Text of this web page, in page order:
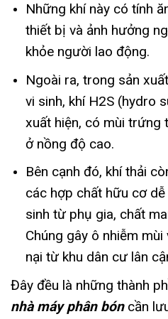
Những khí này có tính
thiết bị và ảnh hưởng
khỏe người lao động.
Ngoài ra, trong sản
vi sinh, khí H2S (hydro
xuất hiện, có mùi trứng
ở nồng độ cao.
Bên cạnh đó, khí thải
các hợp chất hữu cơ
sinh từ phụ gia, chất
Chúng gây ô nhiễm
nại từ khu dân cư lân
Đây đều là những thành
nhà máy phân bóncần